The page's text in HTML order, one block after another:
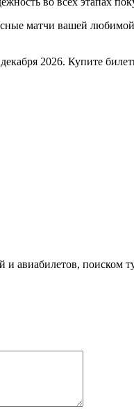
матчи вашей
2026. Купите
авиабилетов, поиском